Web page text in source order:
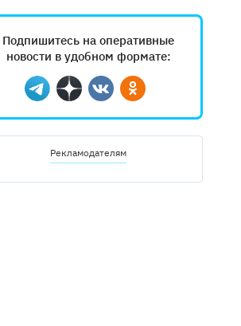
Подпишитесь на оперативные
новости в удобном формате:
Telegram
ДзенВконтактеОдноклассники
Рекламодателям